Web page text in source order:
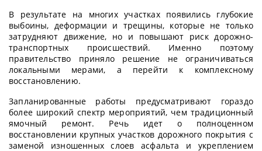
В результате на многих участках появились глубокие
выбоины, деформации и трещины, которые не только
затрудняют движение, но и повышают риск дорожно-
транспортных происшествий. Именно поэтому
правительство приняло решение не ограничиваться
локальными мерами, а перейти к комплексному
восстановлению.
Запланированные работы предусматривают гораздо
более широкий спектр мероприятий, чем традиционный
ямочный ремонт. Речь идет о полноценном
восстановлении крупных участков дорожного покрытия с
заменой изношенных слоев асфальта и укреплением